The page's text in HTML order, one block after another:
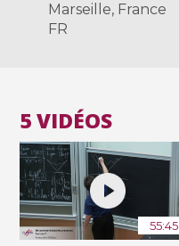
Marseille, France
FR
5 VIDÉOS
55:45